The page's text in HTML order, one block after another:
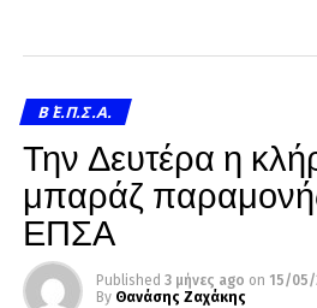
Β΄ Ε.Π.Σ.Α.
Την Δευτέρα η
μπαράζ
ΕΠΣΑ
Published 3 μήνες ago on 15/05/
By Θανάσης Ζαχάκης